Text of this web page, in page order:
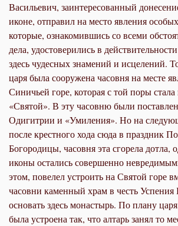
Васильевич, заинтересованный
иконе, отправил на место явления
которые, ознакомившись со всеми
дела, удостоверились в
здесь чудесных знамений и исцелений.
царя была сооружена часовня на месте
Синичьей горе, которая с той поры стала
«Святой». В эту часовню были
Одигитрии и «Умиления». Но на
после крестного хода сюда в праздник
Богородицы, часовня эта сгорела дотла,
иконы остались совершенно
этом, повелел устроить на Святой горе
часовни каменный храм в честь Успения
основать здесь монастырь. По плану
была устроена так, что алтарь занял то